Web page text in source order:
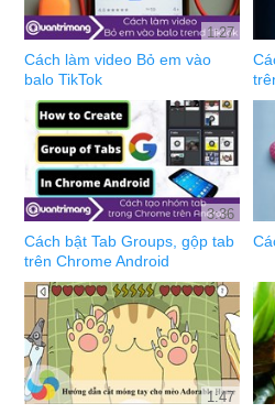
1:27
Cách làm video Bỏ em vào
balo TikTok
3:36
Cách bật Tab Groups, gộp tab
trên Chrome Android
1:47